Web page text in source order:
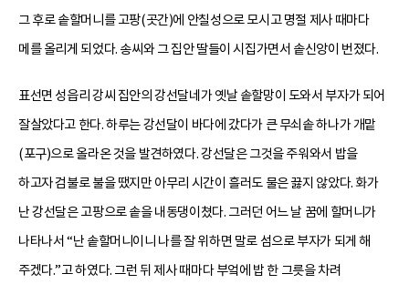
그 후로 솥할머니를 고팡(곳간)에 안칠성으로 모시고 명절 제사 때마다
메를 올리게 되었다. 송씨와 그 집안 딸들이 시집가면서 솥신앙이 번졌다.
표선면 성읍리 강씨 집안의 강선달네가 옛날 솥할망이 도와서 부자가 되어
잘살았다고 한다. 하루는 강선달이 바다에 갔다가 큰 무쇠솥 하나가 개맡
(포구)으로 올라온 것을 발견하였다. 강선달은 그것을 주워와서 밥을
하고자 검불로 불을 땠지만 아무리 시간이 흘러도 물은 끓지 않았다. 화가
난 강선달은 고팡으로 솥을 내동댕이쳤다. 그러던 어느 날 꿈에 할머니가
나타나서 “난 솥할머니이니 나를 잘 위하면 말로 섬으로 부자가 되게 해
주겠다.”고 하였다. 그런 뒤 제사 때마다 부엌에 밥 한 그릇을 차려